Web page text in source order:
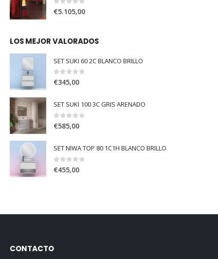
0out of 5
€5.105,00
LOS MEJOR VALORADOS
SET SUKI 60 2C BLANCO BRILLO
0out of 5
€345,00
SET SUKI 100 3C GRIS ARENADO
0out of 5
€585,00
SET NIWA TOP 80 1C1H BLANCO BRILLO
0 out of 5
€455,00
CONTACTO